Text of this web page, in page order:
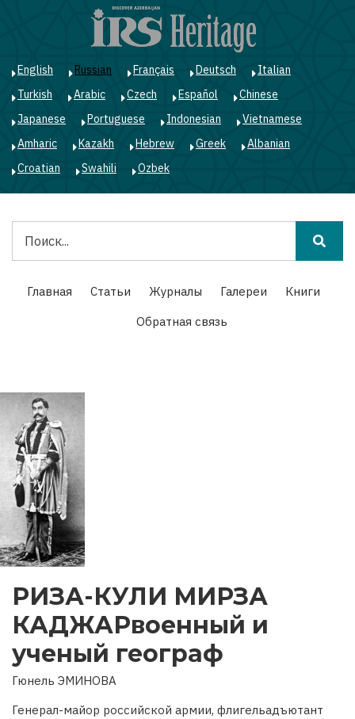
English Russian Français Deutsch
Italian
Turkish
Arabic Czech Español
Chinese
Japanese
Portuguese Indonesian
Vietnamese
Amharic
Kazakh Hebrew Greek
Albanian
Croatian
Swahili Ozbek
Main
navigation
Главная Статьи Журналы Галереи
Книги
Обратная связь
РИЗА-КУЛИ МИРЗА
КАДЖАРвоенный и
ученый географ
Гюнель ЭМИНОВА
Генерал-майор российской армии, флигельадъютант